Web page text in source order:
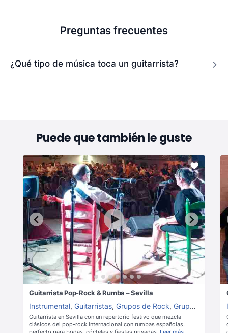
Preguntas frecuentes
¿Qué tipo de música toca un guitarrista?
Puede que también le guste
Guitarrista Pop-Rock & Rumba – Sevilla
Instrumental, Guitarristas, Grupos de Rock, Grupos de música para boda
Guitarrista en Sevilla con un repertorio festivo que mezcla
clásicos del pop-rock internacional con rumbas españolas,